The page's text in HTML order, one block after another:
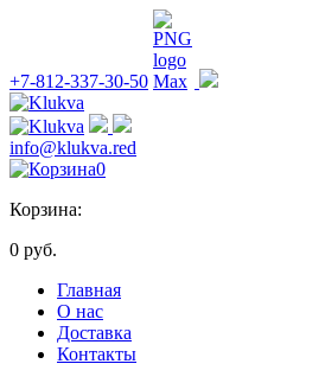
+7-812-337-30-50
info@klukva.red
0
Корзина:
0 руб.
Главная
О нас
Доставка
Контакты